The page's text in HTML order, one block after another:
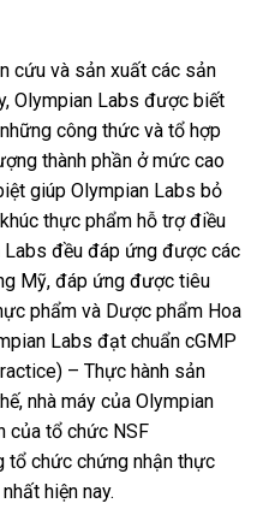
cứu và sản xuất các sản
Olympian Labs được biết
công thức và tổ hợp
thành phần ở mức cao
giúp Olympian Labs bỏ
thực phẩm hỗ trợ điều
Labs đều đáp ứng được các
Mỹ, đáp ứng được tiêu
phẩm và Dược phẩm Hoa
Labs đạt chuẩn cGMP
– Thực hành sản
nhà máy của Olympian
của tổ chức NSF
tổ chức chứng nhận thực
hiện nay.